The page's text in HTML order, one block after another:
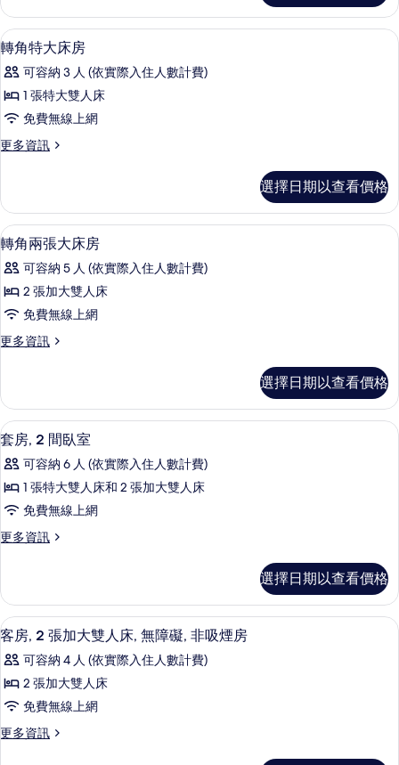
Smoking
的
所
有
相
片
Queen
Beds,
Accessible,
Smoking
的
情
顯
示
轉
角
大
房
的
所
有
相
片
客房內保險箱、書桌、筆電工作空間
3
轉角特大床房
可容納 3 人 (依實際入住人數計費)
1 張特大雙人床
免費無線上網
更多資訊
更
特
大
床
的
詳
選擇日期以查看價格
顯
示
轉
角
張
床
房
的
所
有
相
片
客房內保險箱、書桌、筆電工作空間
3
轉角兩張大床房
可容納 5 人 (依實際入住人數計費)
2 張加大雙人床
免費無線上網
更多資訊
更
兩
張
大
房
的
情
選擇日期以查看價格
顯
示
套
房,
間
室
的
所
有
相
片
客房內保險箱、書桌、筆電工作空間
4
套房, 2 間臥室
可容納 6 人 (依實際入住人數計費)
1 張特大雙人床和 2 張加大雙人床
免費無線上網
更多資訊
更
2
間
臥
的
詳
選擇日期以查看價格
顯
示
客
房,
張
客房內保險箱、書桌、筆電工作空間
4
客房, 2 張加大雙人床, 無障礙, 非吸煙房
可容納 4 人 (依實際入住人數計費)
2 張加大雙人床
免費無線上網
更多資訊
更